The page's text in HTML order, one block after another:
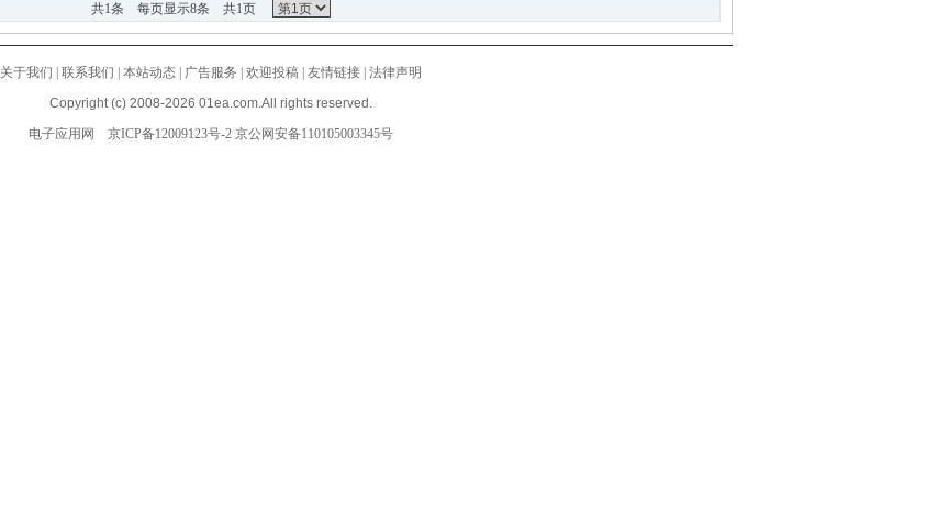
共1条 每页显示8条 共1页
关于我们 联系我们 本站动态 广告服务 欢迎投稿 友情链接 法律声明
Copyright (c) 2008-2026 01ea.com.All rights reserved.
电子应用网
京ICP备12009123号-2 京公网安备110105003345号